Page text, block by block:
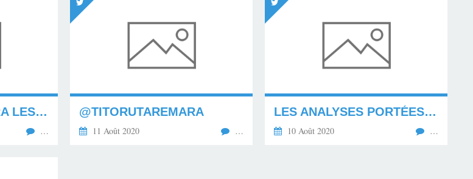
@TITORUTAREMARA LES ANALYSES PORTÉES DANS CETTE...
…
@TITORUTAREMARA
11 Août 2020 …
LES ANALYSES PORTÉES DANS CETTE INTERVIEW...
10 Août 2020 …